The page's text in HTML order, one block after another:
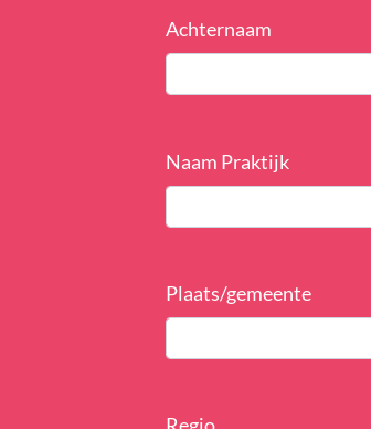
Achternaam
Naam Praktijk
Plaats/gemeente